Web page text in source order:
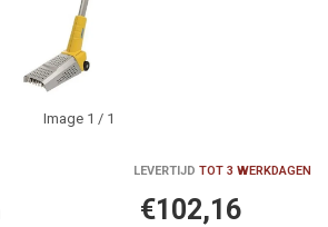
Image 1 / 1
LEVERTIJD TOT 3 WERKDAGEN
€102,16